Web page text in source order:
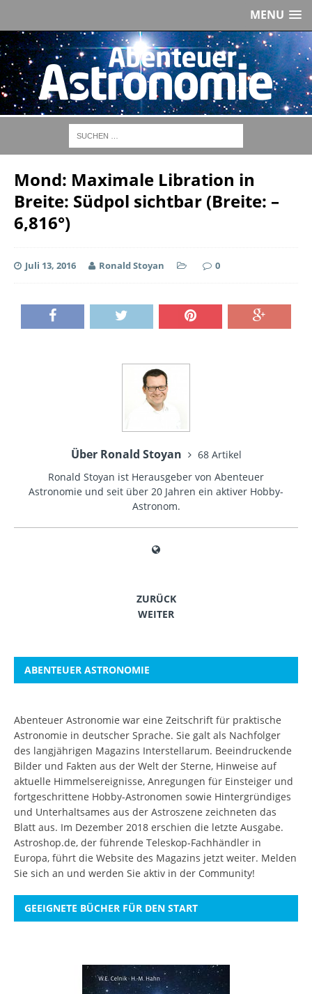
MENU
Mond: Maximale Libration in
Breite: Südpol sichtbar (Breite: –
6,816°)
Juli 13, 2016 Ronald Stoyan 0
Über Ronald Stoyan
68 Artikel
Ronald Stoyan ist Herausgeber von Abenteuer
Astronomie und seit über 20 Jahren ein aktiver Hobby-
Astronom.
ZURÜCK
WEITER
ABENTEUER ASTRONOMIE
Abenteuer Astronomie war eine Zeitschrift für praktische
Astronomie in deutscher Sprache. Sie galt als Nachfolger
des langjährigen Magazins Interstellarum. Beeindruckende
Bilder und Fakten aus der Welt der Sterne, Hinweise auf
aktuelle Himmelsereignisse, Anregungen für Einsteiger und
fortgeschrittene Hobby-Astronomen sowie Hintergründiges
und Unterhaltsames aus der Astroszene zeichneten das
Blatt aus. Im Dezember 2018 erschien die letzte Ausgabe.
Astroshop.de, der führende Teleskop-Fachhändler in
Europa, führt die Website des Magazins jetzt weiter. Melden
Sie sich an und werden Sie aktiv in der Community!
GEEIGNETE BÜCHER FÜR DEN START